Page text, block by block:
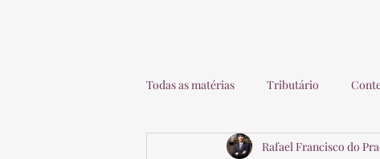
Todas as matérias Tributário
Recuperação de EmpresasRafael Francisco do